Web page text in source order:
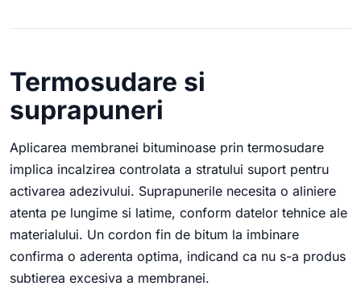
Termosudare si
suprapuneri
Aplicarea membranei bituminoase prin termosudare
implica incalzirea controlata a stratului suport pentru
activarea adezivului. Suprapunerile necesita o aliniere
atenta pe lungime si latime, conform datelor tehnice ale
materialului. Un cordon fin de bitum la imbinare
confirma o aderenta optima, indicand ca nu s-a produs
subtierea excesiva a membranei.